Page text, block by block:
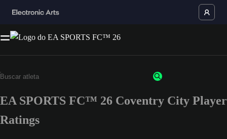
EA SPORTS FC™ 26 Coventry City Player
Ratings